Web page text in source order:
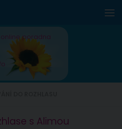
online poradna
s Alimou